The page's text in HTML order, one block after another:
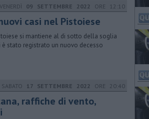
VENERDÌ 09 SETTEMBRE 2022 ORE 12:10
casi nel Pistoiese
si mantiene al di sotto della soglia
stato registrato un nuovo decesso
SABATO 17 SETTEMBRE 2022 ORE 20:40
raffiche di vento,